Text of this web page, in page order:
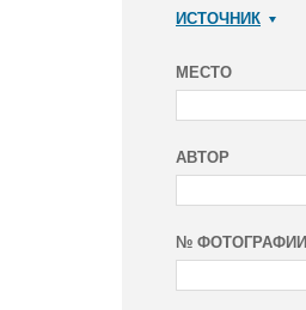
ИСТОЧНИК
МЕСТО
АВТОР
№ ФОТОГРАФИИ